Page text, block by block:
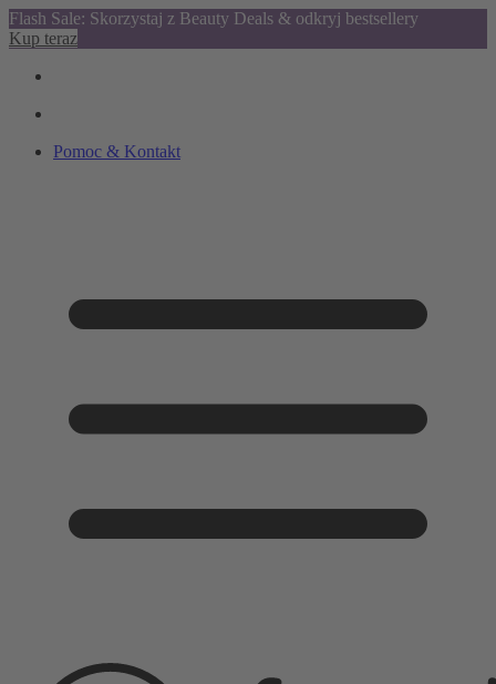
Flash Sale: Skorzystaj z Beauty Deals & odkryj bestsellery
Kup teraz
Pomoc & Kontakt